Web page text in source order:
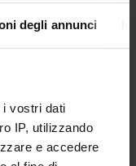
degli annunci
i vostri dati
IP, utilizzando
e accedere